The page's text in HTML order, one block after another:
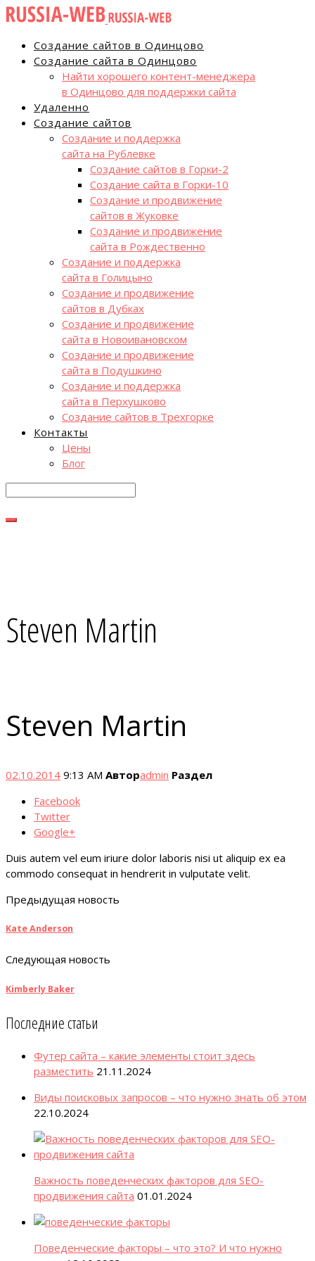
Создание сайтов в Одинцово
Создание сайта в Одинцово
Найти хорошего контент-менеджера
в Одинцово для поддержки сайта
Удаленно
Создание сайтов
Создание и поддержка
сайта на Рублевке
Создание сайтов в Горки-2
Создание сайта в Горки-10
Создание и продвижение
сайтов в Жуковке
Создание и продвижение
сайта в Рождественно
Создание и поддержка
сайта в Голицыно
Создание и продвижение
сайтов в Дубках
Создание и продвижение
сайта в Новоивановском
Создание и продвижение
сайта в Подушкино
Создание и поддержка
сайта в Перхушково
Создание сайтов в Трехгорке
Контакты
Цены
Блог
Steven Martin
Steven Martin
02.10.2014 9:13 AM Авторadmin Раздел
Facebook
Twitter
Google+
Duis autem vel eum iriure dolor laboris nisi ut aliquip ex ea
commodo consequat in hendrerit in vulputate velit.
Предыдущая новость
Kate Anderson
Следующая новость
Kimberly Baker
Последние статьи
Футер сайта – какие элементы стоит здесь
разместить 21.11.2024
Виды поисковых запросов – что нужно знать об этом
22.10.2024
Важность поведенческих факторов для SEO-
продвижения сайта 01.01.2024
Поведенческие факторы – что это? И что нужно